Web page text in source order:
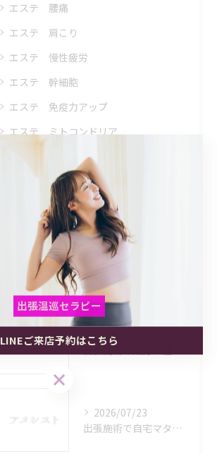
エステ 腰痛
エステ 肩こり
エステ 慢性疲労
エステ 幹細胞
エステ 免疫力アップ
エステ ミトコンドリア
最近の投稿 Recent Posts
2026/08/06
2026/07/30
2026/07/23
出張施術で自宅マタニティケアを安心して受けるメリットと選び方ガイド
出張温巡セラピー
LINEご来店予約はこちら
出張温巡セラピー
LINEご来店予約はこちら
出張温巡セラピー
LINEご来店予約はこちら